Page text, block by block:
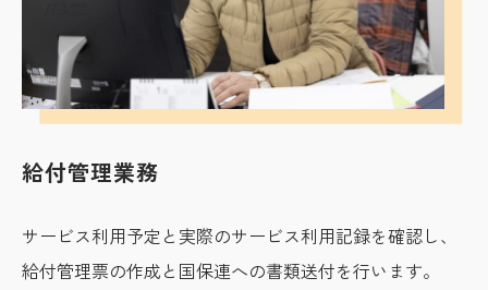
給付管理業務
サービス利用予定と実際のサービス利用記録を確認し、
給付管理票の作成と国保連への書類送付を行います。